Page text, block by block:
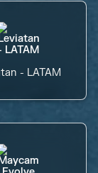
- LATAM